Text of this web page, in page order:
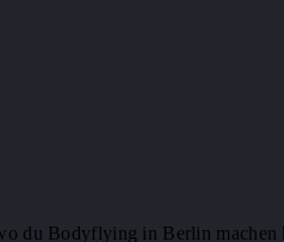
du Bodyflying in Berlin